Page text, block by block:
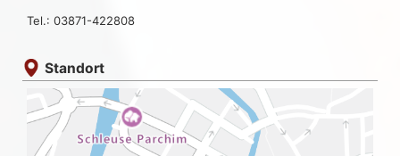
Tel.: 03871-422808
Standort